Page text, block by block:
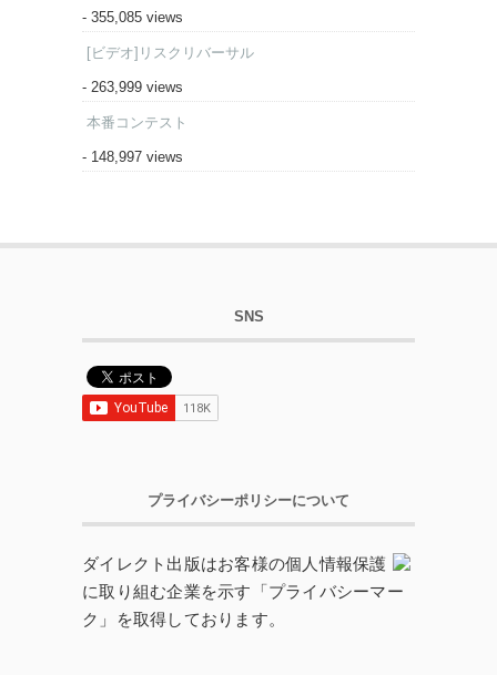
- 355,085 views
[ビデオ]リスクリバーサル
- 263,999 views
本番コンテスト
- 148,997 views
SNS
プライバシーポリシーについて
ダイレクト出版はお客様の個人情報保護
に取り組む企業を示す「プライバシーマー
ク」を取得しております。